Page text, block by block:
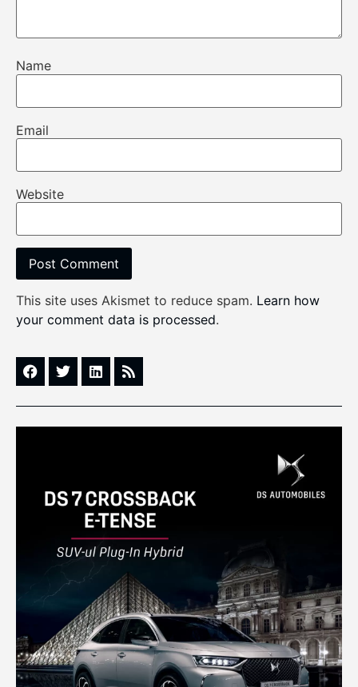
Name
Email
Website
This site uses Akismet to reduce spam. Learn how
your comment data is processed.